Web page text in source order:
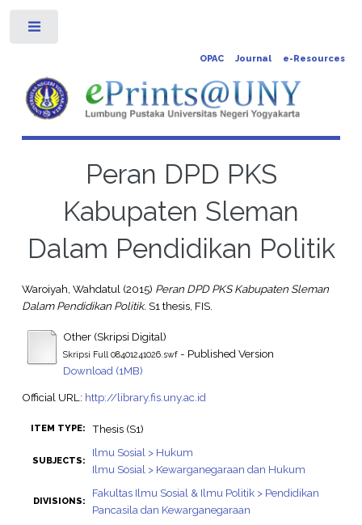
OPAC Journal e-Resources
Peran DPD PKS
Kabupaten Sleman
Dalam Pendidikan Politik
Waroiyah, Wahdatul(2015) Peran DPD PKS Kabupaten Sleman
Dalam Pendidikan Politik. S1 thesis, FIS.
Other (Skripsi Digital)
Skripsi Full 08401241026.swf- Published Version
Download (1MB)
Official URL: http://library.fis.uny.ac.id
ITEM TYPE: Thesis (S1)
SUBJECTS:
Ilmu Sosial > Hukum
Ilmu Sosial > Kewarganegaraan dan Hukum
DIVISIONS:
Fakultas Ilmu Sosial & Ilmu Politik > Pendidikan
Pancasila dan Kewarganegaraan